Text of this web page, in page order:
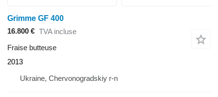
Grimme GF 400
16.800 € TVA incluse
Fraise butteuse
2013
Ukraine, Chervonogradskiy r-n